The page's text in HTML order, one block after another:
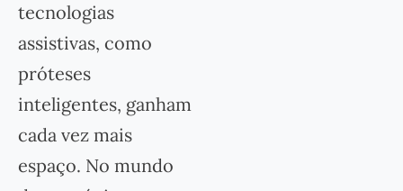
tecnologias
assistivas, como
próteses
inteligentes, ganham
cada vez mais
espaço. No mundo